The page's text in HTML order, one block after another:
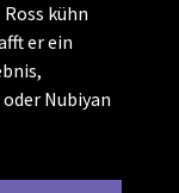
kühn
er ein
Nubiyan